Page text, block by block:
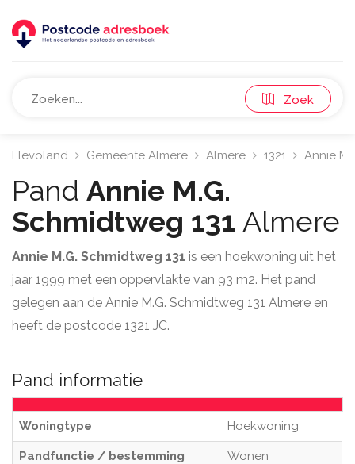
Zoek
Flevoland Gemeente Almere Almere 1321 Annie
Pand Annie M.G.
Schmidtweg 131 Almere
Annie M.G. Schmidtweg 131 is een hoekwoning uit het
jaar 1999 met een oppervlakte van 93 m2. Het pand
gelegen aan de Annie M.G. Schmidtweg 131 Almere en
heeft de postcode 1321 JC.
Pand informatie
Woningtype Hoekwoning
Pandfunctie / bestemming Wonen